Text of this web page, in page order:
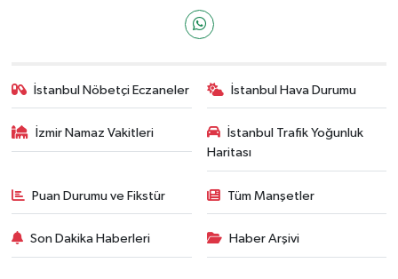
İstanbul Nöbetçi Eczaneler İstanbul Hava Durumu
İzmir Namaz Vakitleri
İstanbul Trafik Yoğunluk
Haritası
Puan Durumu ve Fikstür Tüm Manşetler
Son Dakika Haberleri Haber Arşivi